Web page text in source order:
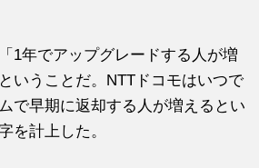
1年でアップグレードする人が増
いうことだ。NTTドコモはいつで
で早期に返却する人が増えるとい
を計上した。